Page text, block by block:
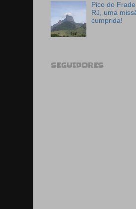
Pico do
RJ, uma
cumprida!
SEGUIDORES